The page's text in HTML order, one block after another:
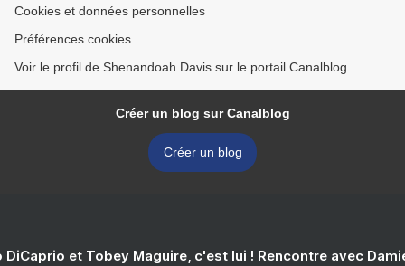
Cookies et données personnelles
Préférences cookies
Voir le profil de Shenandoah Davis sur le portail Canalblog
Créer un blog sur Canalblog
Créer un blog
DiCaprio et Tobey Maguire, c'est lui ! Rencontre avec